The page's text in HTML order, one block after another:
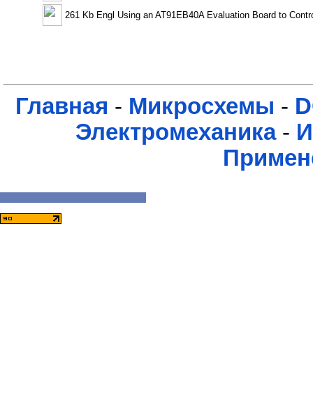
261 Kb Engl Using an AT91EB40A Evaluation Board to
Главная - Микросхемы -
Электромеханика-